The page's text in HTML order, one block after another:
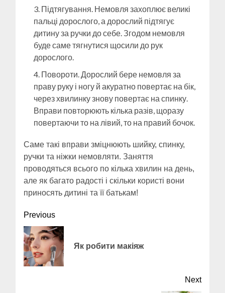
Підтягування. Немовля захоплює великі
пальці дорослого, а дорослий підтягує
дитину за ручки до себе. Згодом немовля
буде саме тягнутися щосили до рук
дорослого.
Повороти. Дорослий бере немовля за
праву руку і ногу й акуратно повертає на бік,
через хвилинку знову повертає на спинку.
Вправи повторюють кілька разів, щоразу
повертаючи то на лівий, то на правий бочок.
Саме такі вправи зміцнюють шийку, спинку,
ручки та ніжки немовляти. Заняття
проводяться всього по кілька хвилин на день,
але як багато радості і скільки користі вони
приносять дитині та її батькам!
Continue
Reading
Previous
Як робити макіяж
Next